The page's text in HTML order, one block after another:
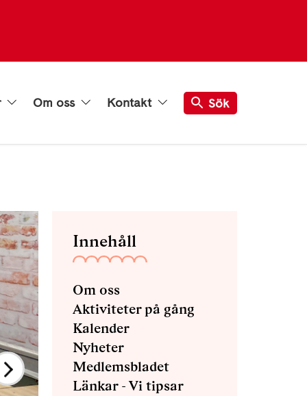
Om oss Kontakt Sök
Innehåll
Om oss
Aktiviteter på gång
Kalender
Nyheter
Medlemsbladet
Länkar - Vi tipsar